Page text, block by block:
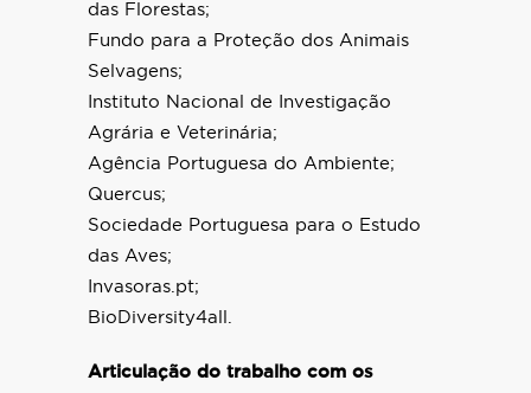
das Florestas;
Fundo para a Proteção dos Animais
Selvagens;
Instituto Nacional de Investigação
Agrária e Veterinária;
Agência Portuguesa do Ambiente;
Quercus;
Sociedade Portuguesa para o Estudo
das Aves;
Invasoras.pt;
BioDiversity4all.
Articulação do trabalho com os